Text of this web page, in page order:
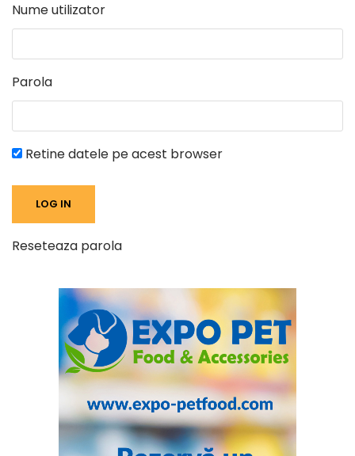
Nume utilizator
Parola
Retine datele pe acest browser
Reseteaza parola